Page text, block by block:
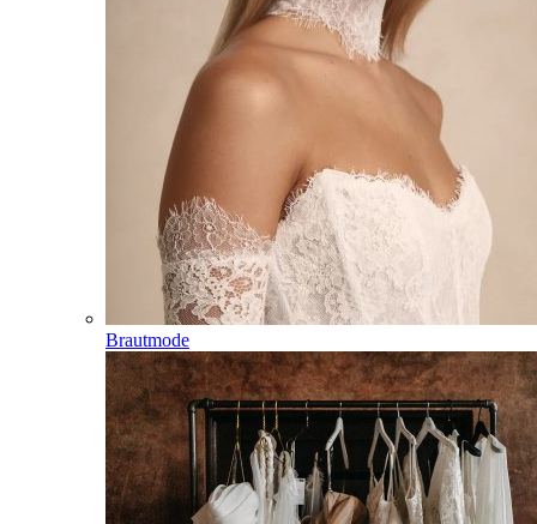
Brautmode